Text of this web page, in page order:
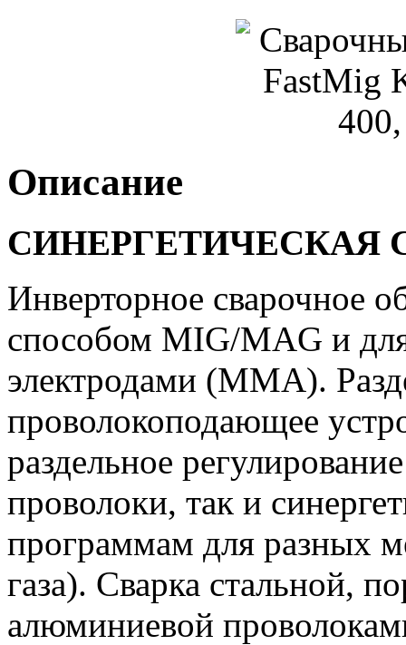
Описание
СИНЕРГЕТИЧЕСКАЯ
Инверторное сварочное
способом MIG/MAG и
электродами (ММА).
проволокоподающее
раздельное
проволоки, так и
программам для разных
газа). Сварка стальной,
алюминиевой